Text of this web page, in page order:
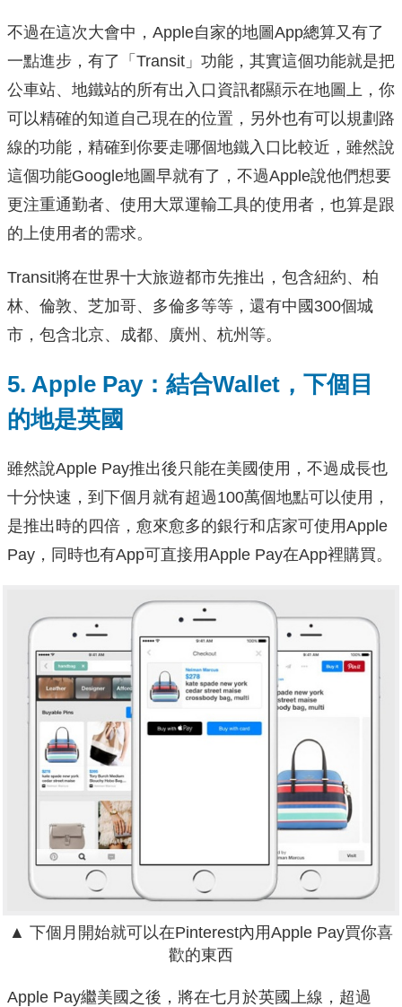
不過在這次大會中，Apple自家的地圖App總算又有了
一點進步，有了「Transit」功能，其實這個功能就是把
公車站、地鐵站的所有出入口資訊都顯示在地圖上，你
可以精確的知道自己現在的位置，另外也有可以規劃路
線的功能，精確到你要走哪個地鐵入口比較近，雖然說
這個功能Google地圖早就有了，不過Apple說他們想要
更注重通勤者、使用大眾運輸工具的使用者，也算是跟
的上使用者的需求。
Transit將在世界十大旅遊都市先推出，包含紐約、柏
林、倫敦、芝加哥、多倫多等等，還有中國300個城
市， 包含北京、成都、廣州、杭州等。
5. Apple Pay：結合Wallet，下個目
的地是英國
雖然說Apple Pay推出後只能在美國使用，不過成長也
十分快速，到下個月就有超過100萬個地點可以使用，
是推出時的四倍，愈來愈多的銀行和店家可使用Apple
Pay，同時也有App可直接用Apple Pay在App裡購買。
▲ 下個月開始就可以在Pinterest內用Apple Pay買你喜
歡的東西
Apple Pay繼美國之後，將在七月於英國上線，超過